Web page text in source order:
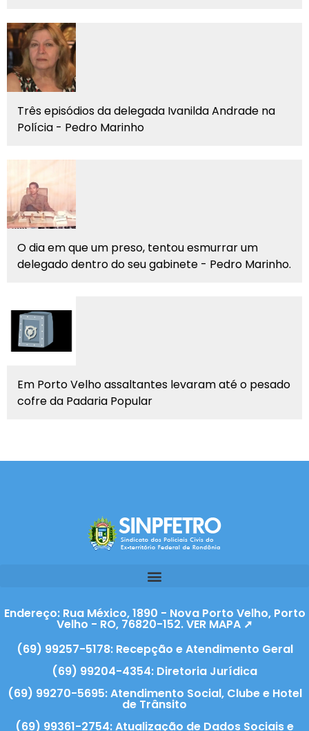
Três episódios da delegada Ivanilda Andrade na
Polícia - Pedro Marinho
O dia em que um preso, tentou esmurrar um
delegado dentro do seu gabinete - Pedro Marinho.
Em Porto Velho assaltantes levaram até o pesado
cofre da Padaria Popular
Endereço: Rua México, 1890 - Nova Porto Velho, Porto
Velho - RO, 76820-152. VER MAPA ➚
(69) 99257-5178: Recepção e Atendimento Geral
(69) 99204-4354: Diretoria Jurídica
(69) 99270-5695: Atendimento Social, Clube e Hotel
de Trânsito
(69) 99361-2754: Atualização de Dados Sociais e